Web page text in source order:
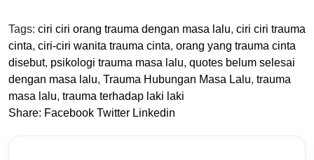
Tags: ciri ciri orang trauma dengan masa lalu, ciri ciri trauma
cinta, ciri-ciri wanita trauma cinta, orang yang trauma cinta
disebut, psikologi trauma masa lalu, quotes belum selesai
dengan masa lalu, Trauma Hubungan Masa Lalu, trauma
masa lalu, trauma terhadap laki laki
Share: Facebook Twitter Linkedin